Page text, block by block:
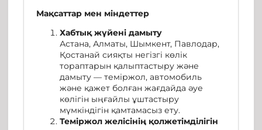
Мақсаттар мен міндеттер
Хабтық жүйені дамыту
Астана, Алматы, Шымкент, Павлодар,
Қостанай сияқты негізгі көлік
тораптарын қалыптастыру және
дамыту — теміржол, автомобиль
және қажет болған жағдайда әуе
көлігін ыңғайлы ұштастыру
мүмкіндігін қамтамасыз ету.
Теміржол желісінің қолжетімділігін